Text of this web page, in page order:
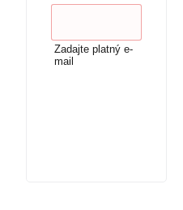
Zadajte platný e-
mail